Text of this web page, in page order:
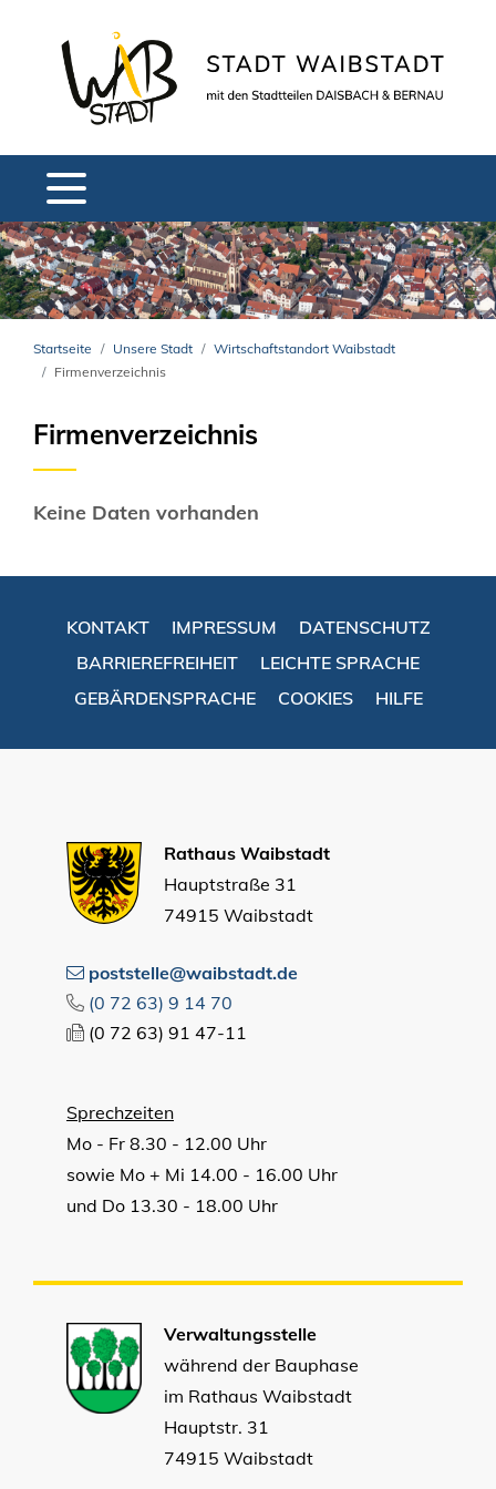
Startseite Unsere Stadt
Wirtschaftstandort Waibstadt
Firmenverzeichnis
Firmenverzeichnis
Keine Daten vorhanden
KONTAKT IMPRESSUM
DATENSCHUTZ
BARRIEREFREIHEIT
LEICHTE SPRACHE
GEBÄRDENSPRACHE
COOKIES HILFE
Rathaus Waibstadt
Hauptstraße 31
74915 Waibstadt
poststelle@waibstadt.de
(0 72 63) 9 14 70
(0 72 63) 91 47-11
Sprechzeiten
Mo - Fr 8.30 - 12.00 Uhr
sowie Mo + Mi 14.00 - 16.00 Uhr
und Do 13.30 - 18.00 Uhr
Verwaltungsstelle
während der Bauphase
im Rathaus Waibstadt
Hauptstr. 31
74915 Waibstadt